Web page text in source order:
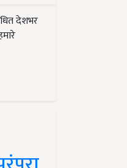
देशभर